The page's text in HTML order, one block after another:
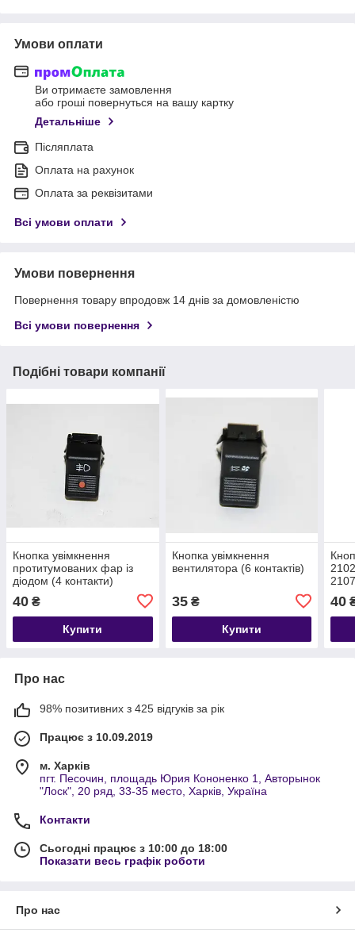
Умови оплати
Ви отримаєте замовлення
або гроші повернуться на вашу картку
Детальніше
Післяплата
Оплата на рахунок
Оплата за реквізитами
Всі умови оплати
Умови повернення
Повернення товару впродовж 14 днів за домовленістю
Всі умови повернення
Подібні товари компанії
Кнопка увімкнення
протитумованих фар із
діодом (4 контакти)
40 ₴
Купити
Кнопка увімкнення
вентилятора (6 контактів)
35₴
Купити
40
Про нас
98% позитивних з 425 відгуків за рік
Працює з 10.09.2019
м. Харків
пгт. Песочин, площадь Юрия Кононенко 1, Авторынок
"Лоск", 20 ряд, 33-35 место, Харків, Україна
Контакти
Сьогодні працює з 10:00 до 18:00
Показати весь графік роботи
Про нас